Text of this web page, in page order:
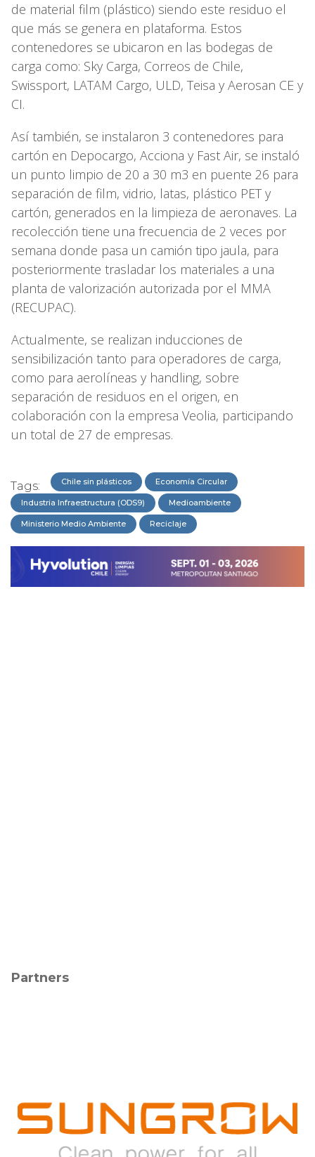
de material film (plástico) siendo este residuo el
que más se genera en plataforma. Estos
contenedores se ubicaron en las bodegas de
carga como: Sky Carga, Correos de Chile,
Swissport, LATAM Cargo, ULD, Teisa y Aerosan CE y
CI.
Así también, se instalaron 3 contenedores para
cartón en Depocargo, Acciona y Fast Air, se instaló
un punto limpio de 20 a 30 m3 en puente 26 para
separación de film, vidrio, latas, plástico PET y
cartón, generados en la limpieza de aeronaves. La
recolección tiene una frecuencia de 2 veces por
semana donde pasa un camión tipo jaula, para
posteriormente trasladar los materiales a una
planta de valorización autorizada por el MMA
(RECUPAC).
Actualmente, se realizan inducciones de
sensibilización tanto para operadores de carga,
como para aerolíneas y handling, sobre
separación de residuos en el origen, en
colaboración con la empresa Veolia, participando
un total de 27 de empresas.
Tags: Chile sin plásticos Economía Circular
Industria Infraestructura (ODS9) Medioambiente
Ministerio Medio Ambiente Reciclaje
Partners